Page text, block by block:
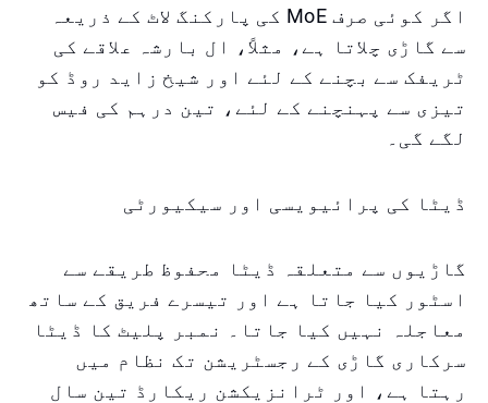
اگر کوئی صرف MoE کی پارکنگ لاٹ کے ذریعہ
سے گاڑی چلاتا ہے، مثلاً، ال بارشہ علاقے کی
ٹریفک سے بچنے کے لئے اور شیخ زاید روڈ کو
تیزی سے پہنچنے کے لئے، تین درہم کی فیس
لگے گی۔
ڈیٹا کی پرائیویسی اور سیکیورٹی
گاڑیوں سے متعلقہ ڈیٹا محفوظ طریقے سے
اسٹور کیا جاتا ہے اور تیسرے فریق کے ساتھ
معاجلہ نہیں کیا جاتا۔ نمبر پلیٹ کا ڈیٹا
سرکاری گاڑی کے رجسٹریشن تک نظام میں
رہتا ہے، اور ٹرانزیکشن ریکارڈ تین سال